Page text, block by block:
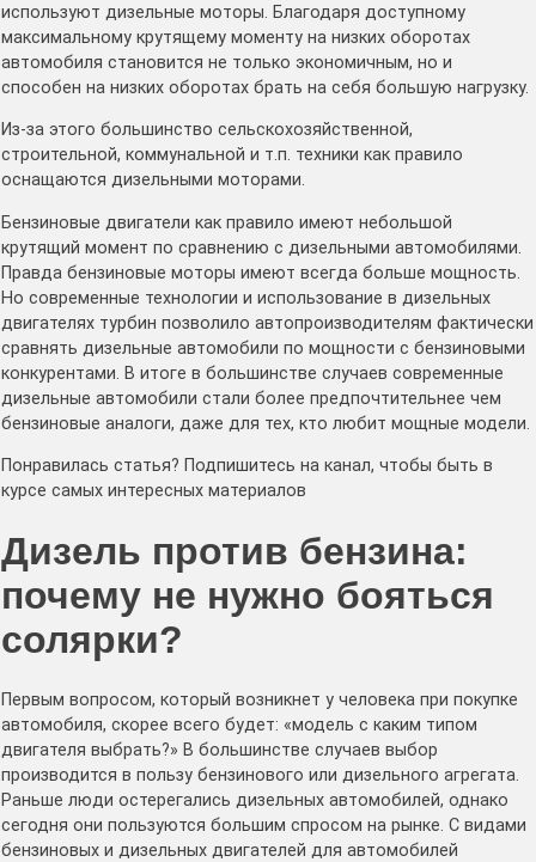
используют дизельные моторы. Благодаря доступному
максимальному крутящему моменту на низких оборотах
автомобиля становится не только экономичным, но и
способен на низких оборотах брать на себя большую нагрузку.
Из-за этого большинство сельскохозяйственной,
строительной, коммунальной и т.п. техники как правило
оснащаются дизельными моторами.
Бензиновые двигатели как правило имеют небольшой
крутящий момент по сравнению с дизельными автомобилями.
Правда бензиновые моторы имеют всегда больше мощность.
Но современные технологии и использование в дизельных
двигателях турбин позволило автопроизводителям фактически
сравнять дизельные автомобили по мощности с бензиновыми
конкурентами. В итоге в большинстве случаев современные
дизельные автомобили стали более предпочтительнее чем
бензиновые аналоги, даже для тех, кто любит мощные модели.
Понравилась статья? Подпишитесь на канал, чтобы быть в
курсе самых интересных материалов
Дизель против бензина:
почему не нужно бояться
солярки?
Первым вопросом, который возникнет у человека при покупке
автомобиля, скорее всего будет: «модель с каким типом
двигателя выбрать?» В большинстве случаев выбор
производится в пользу бензинового или дизельного агрегата.
Раньше люди остерегались дизельных автомобилей, однако
сегодня они пользуются большим спросом на рынке. С видами
бензиновых и дизельных двигателей для автомобилей